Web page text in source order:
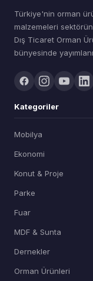
Türkiye'nin orman
malzemeleri
Dış Ticaret Orman
bünyesinde
Kategoriler
Mobilya
Ekonomi
Konut & Proje
Parke
Fuar
MDF & Sunta
Dernekler
Orman Ürünleri